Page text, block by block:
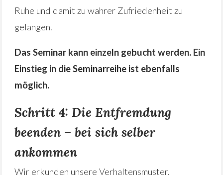
Ruhe und damit zu wahrer Zufriedenheit zu
gelangen.
Das Seminar kann einzeln gebucht werden. Ein
Einstieg in die Seminarreihe ist ebenfalls
möglich.
Schritt 4: Die Entfremdung
beenden – bei sich selber
ankommen
Wir erkunden unsere Verhaltensmuster,